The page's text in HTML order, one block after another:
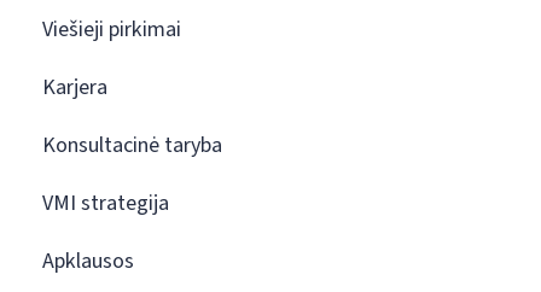
Viešieji pirkimai
Karjera
Konsultacinė taryba
VMI strategija
Apklausos